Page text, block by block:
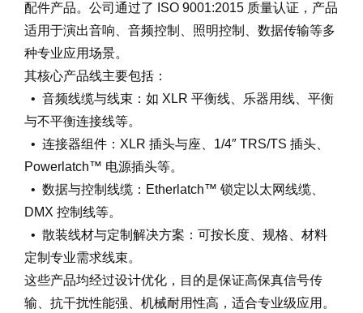
配件产品。公司通过了 ISO 9001:2015 质量认证，产品
适用于演出音响、音频控制、照明控制、数据传输等多
种专业应用场景。
其核心产品线主要包括：
• 音频线缆与线束：如 XLR 平衡线、乐器用线、平衡
与不平衡连接线等。
• 连接器组件：XLR 插头与座、1/4″ TRS/TS 插头、
Powerlatch™ 电源插头等。
• 数据与控制线缆：Etherlatch™ 锁定以太网线缆、
DMX 控制线等。
• 散装线材与定制解决方案：可按长度、规格、材料
定制专业需求线束。
这些产品均经过设计优化，目的是保证高保真信号传
输、抗干扰性能强、机械耐用性高，适合专业级应用。